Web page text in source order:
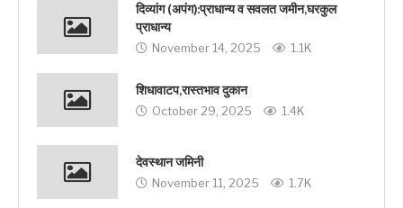
दिव्यांग (अपंग):प्राधान्य व सवलत जमीन,घरकुल
प्राधान्य
November 14, 2025 1.1K
शिधावाटप,रास्तभाव दुकान
October 29, 2025 1.4K
देवस्थान जमिनी
November 11, 2025 1.7K